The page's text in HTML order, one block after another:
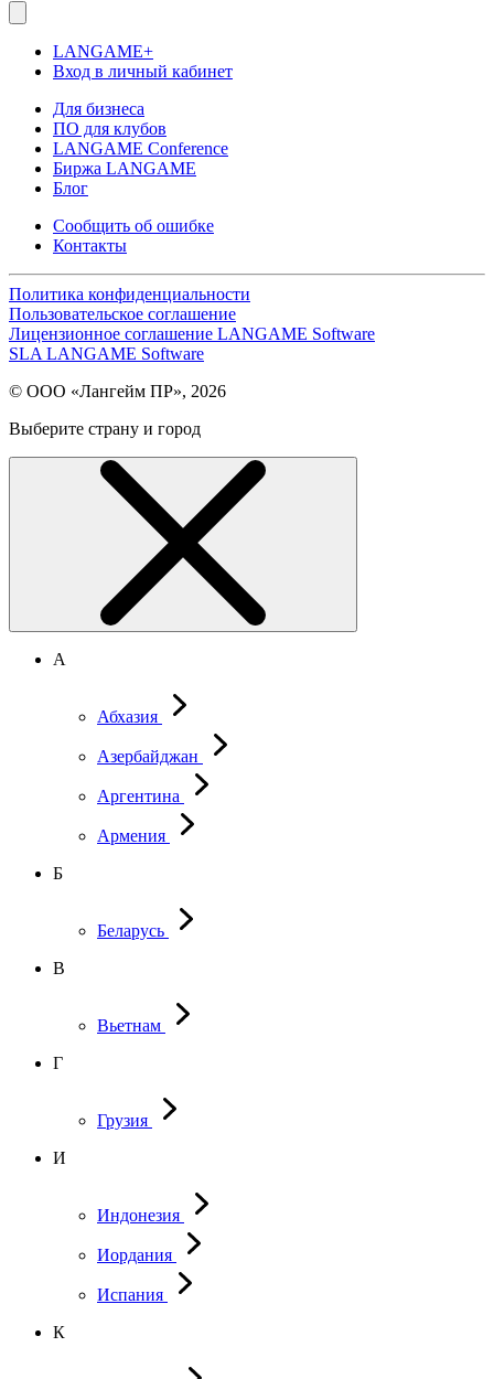
LANGAME+
Вход в личный кабинет
Для бизнеса
ПО для клубов
LANGAME Conference
Биржа LANGAME
Блог
Сообщить об ошибке
Контакты
Политика конфиденциальности
Пользовательское соглашение
Лицензионное соглашение LANGAME Software
SLA LANGAME Software
© ООО «Лангейм ПР», 2026
Выберите страну и город
А
Абхазия
Азербайджан
Аргентина
Армения
Б
Беларусь
В
Вьетнам
Г
Грузия
И
Индонезия
Иордания
Испания
К